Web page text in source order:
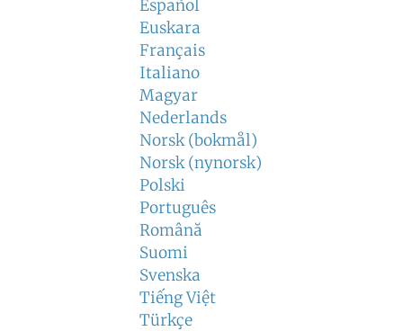
Español
Euskara
Français
Italiano
Magyar
Nederlands
Norsk (bokmål)
Norsk (nynorsk)
Polski
Português
Română
Suomi
Svenska
Tiếng Việt
Türkçe